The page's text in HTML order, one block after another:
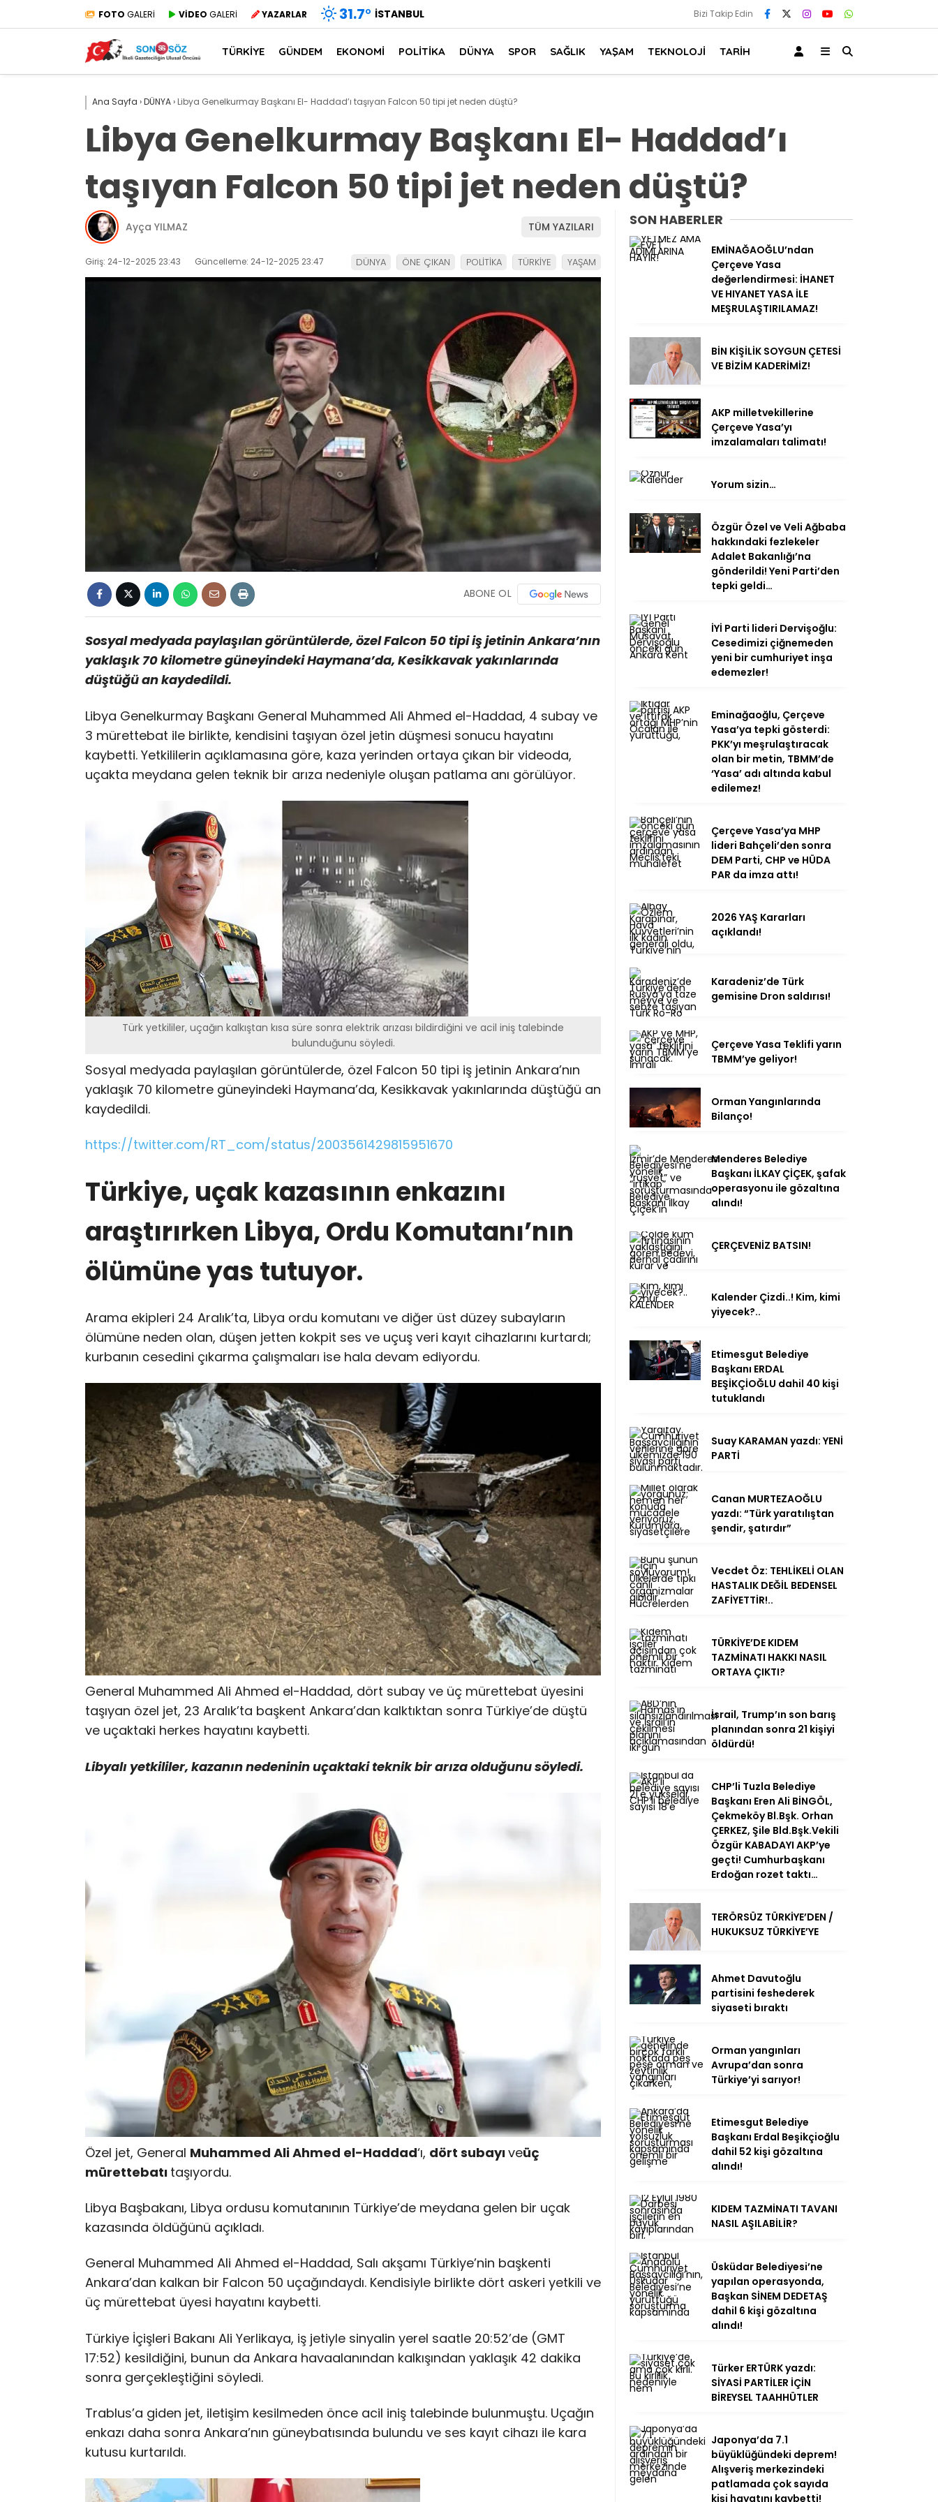
FOTO GALERİ VİDEO GALERİ YAZARLAR 31.7° İSTANBUL Bizi Takip Edin
TÜRKİYE GÜNDEM EKONOMİ POLİTİKA DÜNYA SPOR SAĞLIK YAŞAM TEKNOLOJİ TARİH
Ana Sayfa ›DÜNYA› Libya Genelkurmay Başkanı El- Haddad’ı taşıyan Falcon 50 tipi jet neden düştü?
Libya Genelkurmay Başkanı El- Haddad’ı
taşıyan Falcon 50 tipi jet neden düştü?
Ayça YILMAZ TÜM YAZILARI
Giriş: 24-12-2025 23:43 Güncelleme: 24-12-2025 23:47 DÜNYA ÖNE ÇIKAN POLİTİKA TÜRKİYE YAŞAM
ABONE OL
Sosyal medyada paylaşılan görüntülerde, özel Falcon 50 tipi iş jetinin Ankara’nın
yaklaşık 70 kilometre güneyindeki Haymana’da, Kesikkavak yakınlarında
düştüğü an kaydedildi.
Libya Genelkurmay Başkanı General Muhammed Ali Ahmed el-Haddad, 4 subay ve
3 mürettebat ile birlikte, kendisini taşıyan özel jetin düşmesi sonucu hayatını
kaybetti. Yetkililerin açıklamasına göre, kaza yerinden ortaya çıkan bir videoda,
uçakta meydana gelen teknik bir arıza nedeniyle oluşan patlama anı görülüyor.
Türk yetkililer, uçağın kalkıştan kısa süre sonra elektrik arızası bildirdiğini ve acil iniş talebinde
bulunduğunu söyledi.
Sosyal medyada paylaşılan görüntülerde, özel Falcon 50 tipi iş jetinin Ankara’nın
yaklaşık 70 kilometre güneyindeki Haymana’da, Kesikkavak yakınlarında düştüğü an
kaydedildi.
https://twitter.com/RT_com/status/2003561429815951670
Türkiye, uçak kazasının enkazını
araştırırken Libya, Ordu Komutanı’nın
ölümüne yas tutuyor.
Arama ekipleri 24 Aralık’ta, Libya ordu komutanı ve diğer üst düzey subayların
ölümüne neden olan, düşen jetten kokpit ses ve uçuş veri kayıt cihazlarını kurtardı;
kurbanın cesedini çıkarma çalışmaları ise hala devam ediyordu.
General Muhammed Ali Ahmed el-Haddad, dört subay ve üç mürettebat üyesini
taşıyan özel jet, 23 Aralık’ta başkent Ankara’dan kalktıktan sonra Türkiye’de düştü
ve uçaktaki herkes hayatını kaybetti.
Libyalı yetkililer, kazanın nedeninin uçaktaki teknik bir arıza olduğunu söyledi.
Özel jet, General Muhammed Ali Ahmed el-Haddad‘ı, dört subayıveüç
mürettebatı taşıyordu.
Libya Başbakanı, Libya ordusu komutanının Türkiye’de meydana gelen bir uçak
kazasında öldüğünü açıkladı.
General Muhammed Ali Ahmed el-Haddad, Salı akşamı Türkiye’nin başkenti
Ankara’dan kalkan bir Falcon 50 uçağındaydı. Kendisiyle birlikte dört askeri yetkili ve
üç mürettebat üyesi hayatını kaybetti.
Türkiye İçişleri Bakanı Ali Yerlikaya, iş jetiyle sinyalin yerel saatle 20:52’de (GMT
17:52) kesildiğini, bunun da Ankara havaalanından kalkışından yaklaşık 42 dakika
sonra gerçekleştiğini söyledi.
Trablus’a giden jet, iletişim kesilmeden önce acil iniş talebinde bulunmuştu. Uçağın
enkazı daha sonra Ankara’nın güneybatısında bulundu ve ses kayıt cihazı ile kara
kutusu kurtarıldı.
SON HABERLER
EMİNAĞAOĞLU’ndan
Çerçeve Yasa
değerlendirmesi: İHANET
VE HIYANET YASA İLE
MEŞRULAŞTIRILAMAZ!
BİN KİŞİLİK SOYGUN ÇETESİ
VE BİZİM KADERİMİZ!
AKP milletvekillerine
Çerçeve Yasa’yı
imzalamaları talimatı!
Yorum sizin…
Özgür Özel ve Veli Ağbaba
hakkındaki fezlekeler
Adalet Bakanlığı’na
gönderildi! Yeni Parti’den
tepki geldi…
İYİ Parti lideri Dervişoğlu:
Cesedimizi çiğnemeden
yeni bir cumhuriyet inşa
edemezler!
Eminağaoğlu, Çerçeve
Yasa’ya tepki gösterdi:
PKK’yı meşrulaştıracak
olan bir metin, TBMM’de
‘Yasa’ adı altında kabul
edilemez!
Çerçeve Yasa’ya MHP
lideri Bahçeli’den sonra
DEM Parti, CHP ve HÜDA
PAR da imza attı!
2026 YAŞ Kararları
açıklandı!
Karadeniz’de Türk
gemisine Dron saldırısı!
Çerçeve Yasa Teklifi yarın
TBMM’ye geliyor!
Orman Yangınlarında
Bilanço!
Menderes Belediye
Başkanı İLKAY ÇİÇEK, şafak
operasyonu ile gözaltına
alındı!
ÇERÇEVENİZ BATSIN!
Kalender Çizdi..! Kim, kimi
yiyecek?..
Etimesgut Belediye
Başkanı ERDAL
BEŞİKÇİOĞLU dahil 40 kişi
tutuklandı
Suay KARAMAN yazdı: YENİ
PARTİ
Canan MURTEZAOĞLU
yazdı: “Türk yaratılıştan
şendir, şatırdır”
Vecdet Öz: TEHLİKELİ OLAN
HASTALIK DEĞİL BEDENSEL
ZAFİYETTİR!..
TÜRKİYE’DE KIDEM
TAZMİNATI HAKKI NASIL
ORTAYA ÇIKTI?
İsrail, Trump’ın son barış
planından sonra 21 kişiyi
öldürdü!
CHP’li Tuzla Belediye
Başkanı Eren Ali BİNGÖL,
Çekmeköy Bl.Bşk. Orhan
ÇERKEZ, Şile Bld.Bşk.Vekili
Özgür KABADAYI AKP’ye
geçti! Cumhurbaşkanı
Erdoğan rozet taktı…
TERÖRSÜZ TÜRKİYE’DEN /
HUKUKSUZ TÜRKİYE’YE
Ahmet Davutoğlu
partisini feshederek
siyaseti bıraktı
Orman yangınları
Avrupa’dan sonra
Türkiye’yi sarıyor!
Etimesgut Belediye
Başkanı Erdal Beşikçioğlu
dahil 52 kişi gözaltına
alındı!
KIDEM TAZMİNATI TAVANI
NASIL AŞILABİLİR?
Üsküdar Belediyesi’ne
yapılan operasyonda,
Başkan SİNEM DEDETAŞ
dahil 6 kişi gözaltına
alındı!
Türker ERTÜRK yazdı:
SİYASİ PARTİLER İÇİN
BİREYSEL TAAHHÜTLER
Japonya’da 7.1
büyüklüğündeki deprem!
Alışveriş merkezindeki
patlamada çok sayıda
kişi hayatını kaybetti!